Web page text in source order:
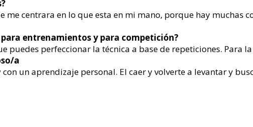
me centrara en lo que esta en mi mano, porque hay muchas
entrenamientos y para competición?
puedes perfeccionar la técnica a base de repeticiones. Para
a
un aprendizaje personal. El caer y volverte a levantar y